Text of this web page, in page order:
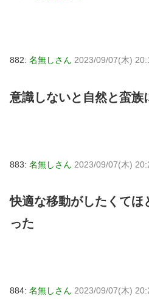
882: 名無しさん 2023/09/07(木)
意識しないと自然と蛮族
883: 名無しさん 2023/09/07(木)
快適な移動がしたくてほ
った
884: 名無しさん 2023/09/07(木)